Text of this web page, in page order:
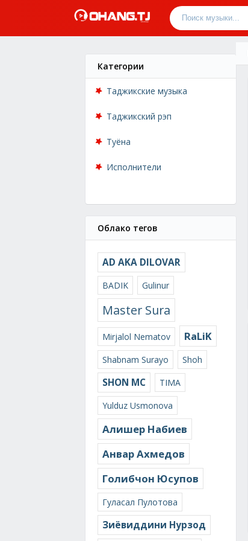
Категории
Таджикские музыка
Таджикский рэп
Туёна
Исполнители
Облако тегов
AD AKA DILOVAR
BADIK Gulinur
Master Sura
Mirjalol Nematov RaLiK
Shabnam Surayo Shoh
SHON MC
TIMA
Yulduz Usmonova
Алишер Набиев
Анвар Ахмедов
Голибчон Юсупов
Гуласал Пулотова
Зиёвиддини Нурзод